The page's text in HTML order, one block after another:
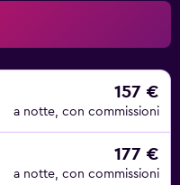
157 €
a notte, con commissioni
177 €
a notte, con commissioni